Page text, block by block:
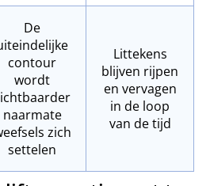
De
contour
wordt
naarmate
zich
settelen
Littekens
blijven rijpen
en vervagen
in de loop
van de tijd